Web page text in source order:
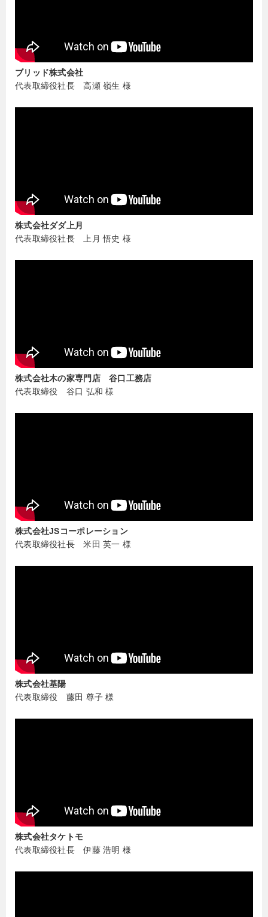
ブリッド株式会社
代表取締役社長 高瀬 嶺生 様
株式会社ダダ上月
代表取締役社長 上月 悟史 様
株式会社木の家専門店 谷口工務店
代表取締役 谷口 弘和 様
株式会社JSコーポレーション
代表取締役社長 米田 英一 様
株式会社基陽
代表取締役 藤田 尊子 様
株式会社タケトモ
代表取締役社長 伊藤 浩明 様